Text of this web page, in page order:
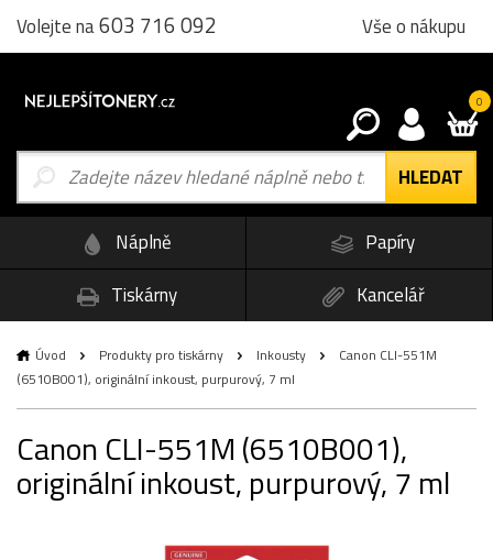
Volejte na603 716 092 Vše o nákupu
0
Náplně
Papíry
Tiskárny
Kancelář
Úvod Produkty pro tiskárny Inkousty
Canon CLI-551M
(6510B001), originální inkoust, purpurový, 7 ml
Canon CLI-551M (6510B001),
originální inkoust, purpurový, 7 ml